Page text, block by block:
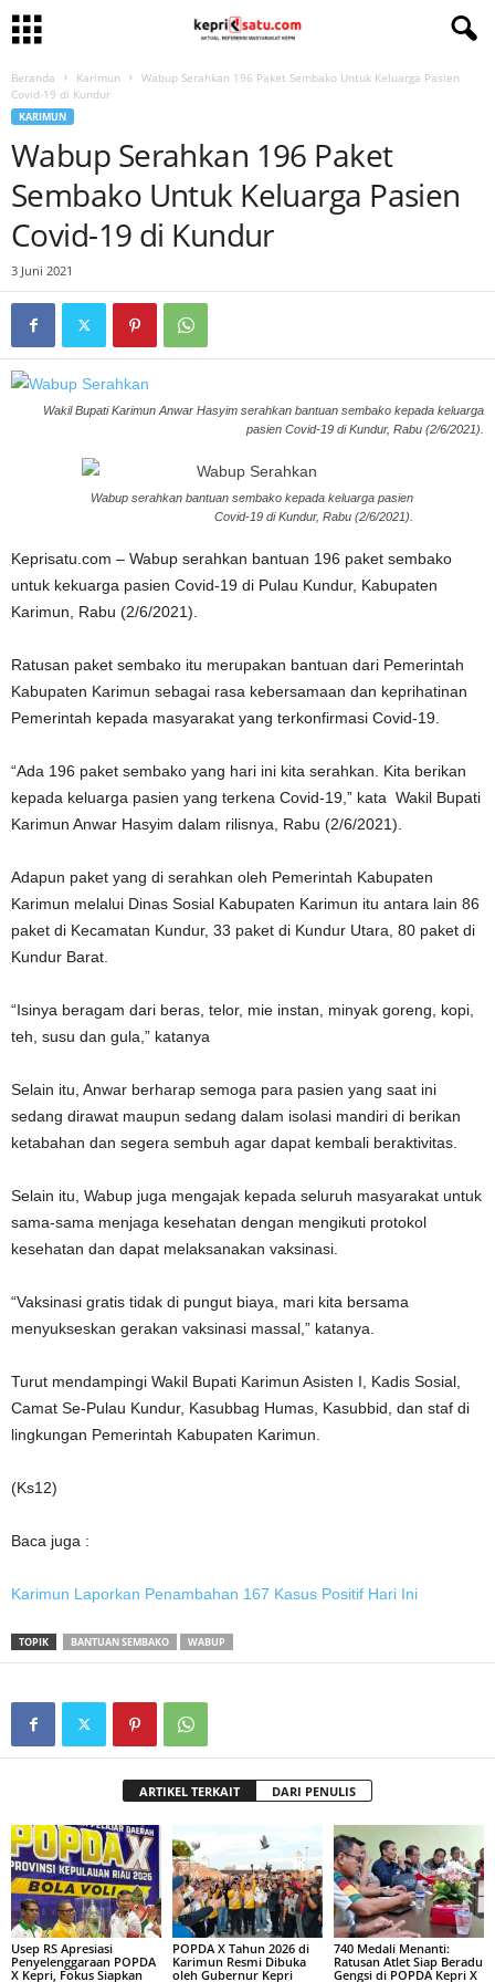
Beranda Karimun
Wabup Serahkan 196 Paket Sembako Untuk Keluarga Pasien
Covid-19 di Kundur
KARIMUN
Wabup Serahkan 196 Paket
Sembako Untuk Keluarga Pasien
Covid-19 di Kundur
3 Juni 2021
Wakil Bupati Karimun Anwar Hasyim serahkan bantuan sembako kepada keluarga
pasien Covid-19 di Kundur, Rabu (2/6/2021).
Wabup serahkan bantuan sembako kepada keluarga pasien
Covid-19 di Kundur, Rabu (2/6/2021).
Keprisatu.com – Wabup serahkan bantuan 196 paket sembako
untuk kekuarga pasien Covid-19 di Pulau Kundur, Kabupaten
Karimun, Rabu (2/6/2021).
Ratusan paket sembako itu merupakan bantuan dari Pemerintah
Kabupaten Karimun sebagai rasa kebersamaan dan keprihatinan
Pemerintah kepada masyarakat yang terkonfirmasi Covid-19.
“Ada 196 paket sembako yang hari ini kita serahkan. Kita berikan
kepada keluarga pasien yang terkena Covid-19,” kata Wakil Bupati
Karimun Anwar Hasyim dalam rilisnya, Rabu (2/6/2021).
Adapun paket yang di serahkan oleh Pemerintah Kabupaten
Karimun melalui Dinas Sosial Kabupaten Karimun itu antara lain 86
paket di Kecamatan Kundur, 33 paket di Kundur Utara, 80 paket di
Kundur Barat.
“Isinya beragam dari beras, telor, mie instan, minyak goreng, kopi,
teh, susu dan gula,” katanya
Selain itu, Anwar berharap semoga para pasien yang saat ini
sedang dirawat maupun sedang dalam isolasi mandiri di berikan
ketabahan dan segera sembuh agar dapat kembali beraktivitas.
Selain itu, Wabup juga mengajak kepada seluruh masyarakat untuk
sama-sama menjaga kesehatan dengan mengikuti protokol
kesehatan dan dapat melaksanakan vaksinasi.
“Vaksinasi gratis tidak di pungut biaya, mari kita bersama
menyukseskan gerakan vaksinasi massal,” katanya.
Turut mendampingi Wakil Bupati Karimun Asisten I, Kadis Sosial,
Camat Se-Pulau Kundur, Kasubbag Humas, Kasubbid, dan staf di
lingkungan Pemerintah Kabupaten Karimun.
(Ks12)
Baca juga :
Karimun Laporkan Penambahan 167 Kasus Positif Hari Ini
TOPIK BANTUAN SEMBAKO WABUP
ARTIKEL TERKAIT DARI PENULIS
Usep RS Apresiasi
Penyelenggaraan POPDA
X Kepri, Fokus Siapkan
POPDA X Tahun 2026 di
Karimun Resmi Dibuka
oleh Gubernur Kepri
740 Medali Menanti:
Ratusan Atlet Siap Beradu
Gengsi di POPDA Kepri X